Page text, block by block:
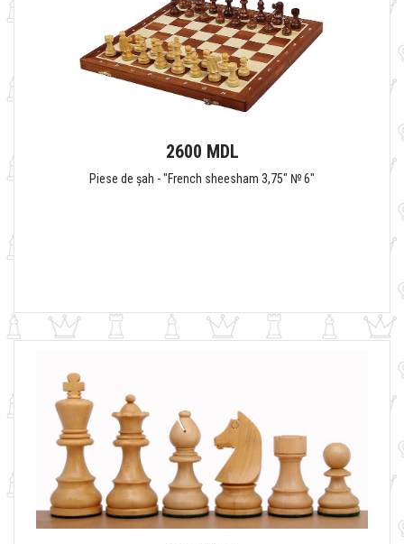
2600 MDL
Piese de șah - "French sheesham 3,75" № 6"